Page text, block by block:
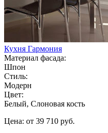
Кухня Гармония
Материал фасада:
Шпон
Стиль:
Модерн
Цвет:
Белый, Слоновая кость
Цена: от 39 710 руб.